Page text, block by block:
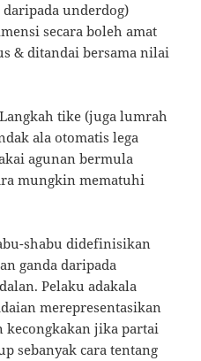
daripada underdog)
secara boleh amat
& ditandai bersama nilai
tike (juga lumrah
ala otomatis lega
agunan bermula
mungkin mematuhi
shabu didefinisikan
ganda daripada
Pelaku adakala
merepresentasikan
kecongkakan jika partai
sebanyak cara tentang